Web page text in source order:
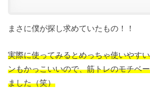
まさに僕が探し求めていたもの！！
実際に使ってみるとめっちゃ使いやす
ンもかっこいいので、筋トレのモチベ
ました（笑）